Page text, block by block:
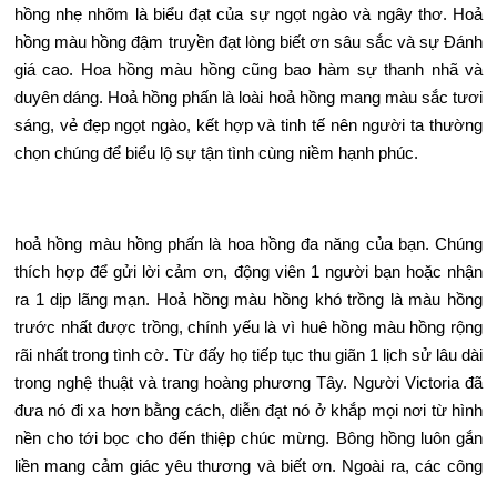
hồng nhẹ nhõm là biểu đạt của sự ngọt ngào và ngây thơ. Hoả
hồng màu hồng đậm truyền đạt lòng biết ơn sâu sắc và sự Đánh
giá cao. Hoa hồng màu hồng cũng bao hàm sự thanh nhã và
duyên dáng. Hoả hồng phấn là loài hoả hồng mang màu sắc tươi
sáng, vẻ đẹp ngọt ngào, kết hợp và tinh tế nên người ta thường
chọn chúng để biểu lộ sự tận tình cùng niềm hạnh phúc.
hoả hồng màu hồng phấn là hoa hồng đa năng của bạn. Chúng
thích hợp để gửi lời cảm ơn, động viên 1 người bạn hoặc nhận
ra 1 dịp lãng mạn. Hoả hồng màu hồng khó trồng là màu hồng
trước nhất được trồng, chính yếu là vì huê hồng màu hồng rộng
rãi nhất trong tình cờ. Từ đấy họ tiếp tục thu giãn 1 lịch sử lâu dài
trong nghệ thuật và trang hoàng phương Tây. Người Victoria đã
đưa nó đi xa hơn bằng cách, diễn đạt nó ở khắp mọi nơi từ hình
nền cho tới bọc cho đến thiệp chúc mừng. Bông hồng luôn gắn
liền mang cảm giác yêu thương và biết ơn. Ngoài ra, các công